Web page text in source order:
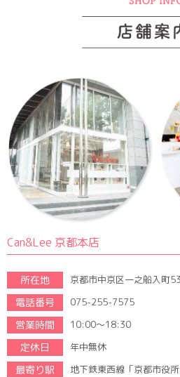
Can&Lee 京都本店
所在地 京都市中京区一之船入町
電話番号 075-255-7575
営業時間 10:00～18:30
定休日 年中無休
最寄り駅 地下鉄東西線「京都市役